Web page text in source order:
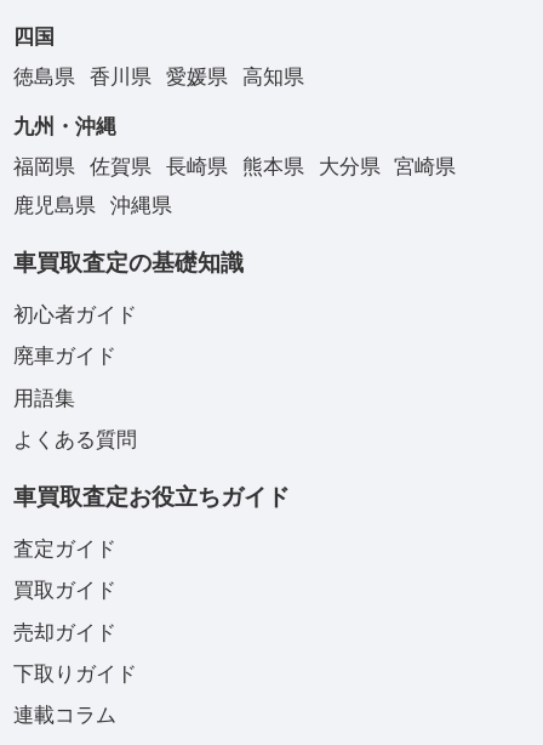
四国
徳島県
香川県 愛媛県 高知県
九州・沖縄
福岡県
佐賀県 長崎県 熊本県 大分県
宮崎県
鹿児島県
沖縄県
車買取査定の基礎知識
初心者ガイド
廃車ガイド
用語集
よくある質問
車買取査定お役立ちガイド
査定ガイド
買取ガイド
売却ガイド
下取りガイド
連載コラム